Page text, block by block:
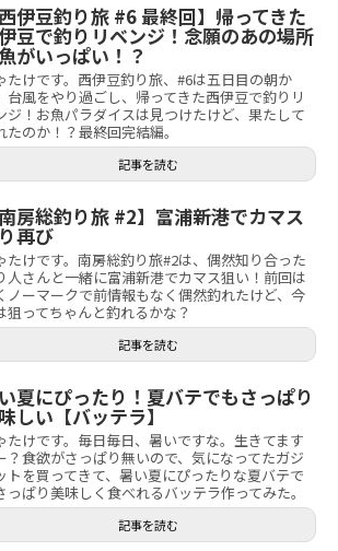
西伊豆釣り旅 #6 最終回】帰ってきた
豆で釣りリベンジ！念願のあの場所
がいっぱい！？
たけです。西伊豆釣り旅、#6は五日目の朝か
台風をやり過ごし、帰ってきた西伊豆で釣りリ
ジ！お魚パラダイスは見つけたけど、果たして
たのか！？最終回完結編。
記事を読む
南房総釣り旅 #2】富浦新港でカマス
再び
たけです。南房総釣り旅#2は、偶然知り合った
人さんと一緒に富浦新港でカマス狙い！前回は
ノーマークで前情報もなく偶然釣れたけど、今
狙ってちゃんと釣れるかな？
記事を読む
夏にぴったり！夏バテでもさっぱり
しい【バッテラ】
たけです。毎日毎日、暑いですな。生きてます
？食欲がさっぱり無いので、気になってたガジ
トを買ってきて、暑い夏にぴったりな夏バテで
っぱり美味しく食べれるバッテラ作ってみた。
記事を読む